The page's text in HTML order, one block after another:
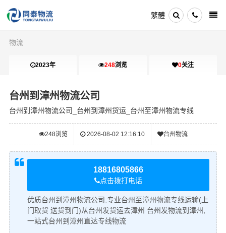
繁體
物流
2023年 248浏览 0关注
台州到漳州物流公司
台州到漳州物流公司_台州到漳州货运_台州至漳州物流专线
248浏览 2026-08-02 12:16:10 台州物流
18816805866
点击拨打电话
优质台州到漳州物流公司,专业台州至漳州物流专线运输(上
门取货 送货到门)从台州发货运去漳州 台州发物流到漳州,
一站式台州到漳州直达专线物流